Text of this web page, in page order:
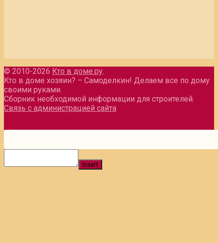
© 2010-2026 Кто в доме.ру.
Кто в доме хозяин? – Самоделкин! Делаем все по дому
своими руками.
Сборник необходимой информации для строителей.
Связь с администрацией сайта
Insert